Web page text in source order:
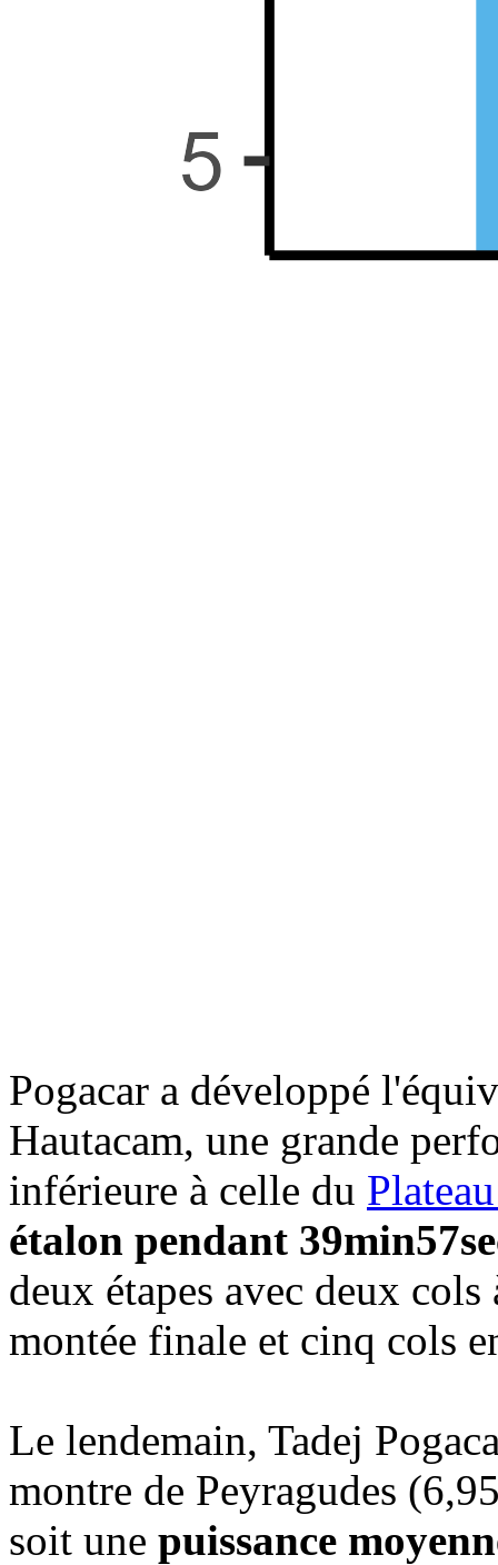
Pogacar a développé
Hautacam, une grande
inférieure à celle du
étalon pendant
deux étapes avec deux
montée finale et cinq cols
Le lendemain, Tadej
montre de Peyragudes
soit une puissance